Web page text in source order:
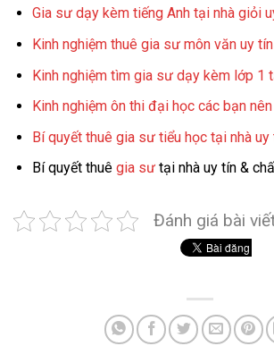
Gia sư dạy kèm tiếng Anh tại nhà giỏi
Kinh nghiệm thuê gia sư môn văn uy
Kinh nghiệm tìm gia sư dạy kèm lớp 1
Kinh nghiệm ôn thi đại học các bạn
Bí quyết thuê gia sư tiểu học tại nhà uy
Bí quyết thuê gia sưtại nhà uy tín &
Đánh giá bài